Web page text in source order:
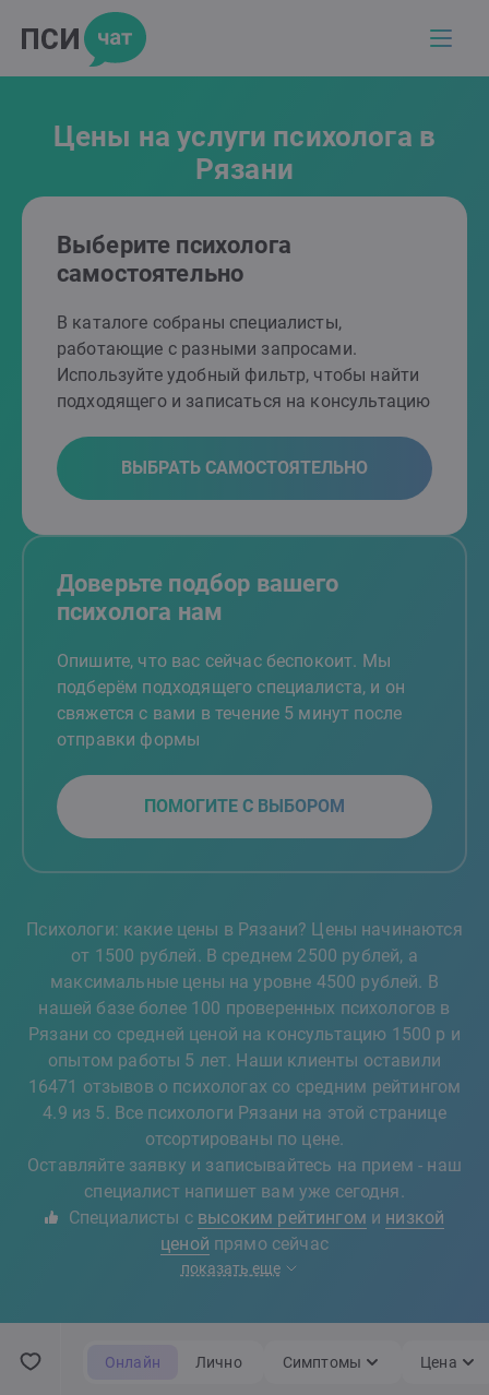
Цены на услуги психолога в
Рязани
Выберите психолога
самостоятельно
В каталоге собраны специалисты,
работающие с разными запросами.
Используйте удобный фильтр, чтобы найти
подходящего и записаться на консультацию
ВЫБРАТЬ САМОСТОЯТЕЛЬНО
Доверьте подбор вашего
психолога нам
Опишите, что вас сейчас беспокоит. Мы
подберём подходящего специалиста, и он
свяжется с вами в течение 5 минут после
отправки формы
ПОМОГИТЕ С ВЫБОРОМ
Психологи: какие цены в Рязани? Цены начинаются
от 1500 рублей. В среднем 2500 рублей, а
максимальные цены на уровне 4500 рублей. В
нашей базе более 100 проверенных психологов в
Рязани со средней ценой на консультацию 1500 р и
опытом работы 5 лет. Наши клиенты оставили
16471 отзывов о психологах со средним рейтингом
4.9 из 5. Все психологи Рязани на этой странице
отсортированы по цене.
Оставляйте заявку и записывайтесь на прием - наш
специалист напишет вам уже сегодня.
Специалисты с высоким рейтингом и низкой
ценой прямо сейчас
показать еще
Онлайн Лично Симптомы Цена